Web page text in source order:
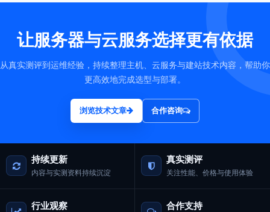
让服务器与云服务选择更有依据
从真实测评到运维经验，持续整理主机、云服务与建站技术内容，帮助你
更高效地完成选型与部署。
浏览技术文章 合作咨询
持续更新
内容与实测资料持续沉淀
真实测评
关注性能、价格与使用体验
行业观察 合作支持